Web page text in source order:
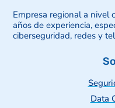
Empresa regional a nivel
años de experiencia,
ciberseguridad, redes y
Data